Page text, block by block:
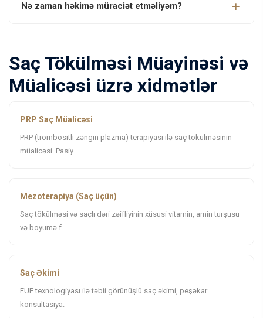
Nə zaman həkimə müraciət etməliyəm?
Saç Tökülməsi Müayinəsi və
Müalicəsi üzrə xidmətlər
PRP Saç Müalicəsi
PRP (trombositli zəngin plazma) terapiyası ilə saç tökülməsinin
müalicəsi. Pasiy...
Mezoterapiya (Saç üçün)
Saç tökülməsi və saçlı dəri zəifliyinin xüsusi vitamin, amin turşusu
və böyümə f...
Saç Əkimi
FUE texnologiyası ilə təbii görünüşlü saç əkimi, peşəkar
konsultasiya.